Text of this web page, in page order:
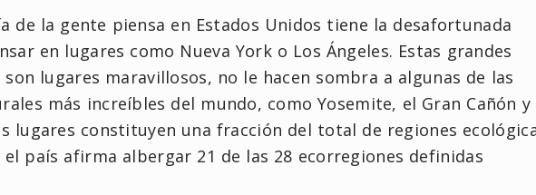
de la gente piensa en Estados Unidos tiene la desafortunada
en lugares como Nueva York o Los Ángeles. Estas grandes
son lugares maravillosos, no le hacen sombra a algunas de las
más increíbles del mundo, como Yosemite, el Gran Cañón y
lugares constituyen una fracción del total de regiones
el país afirma albergar 21 de las 28 ecorregiones definidas